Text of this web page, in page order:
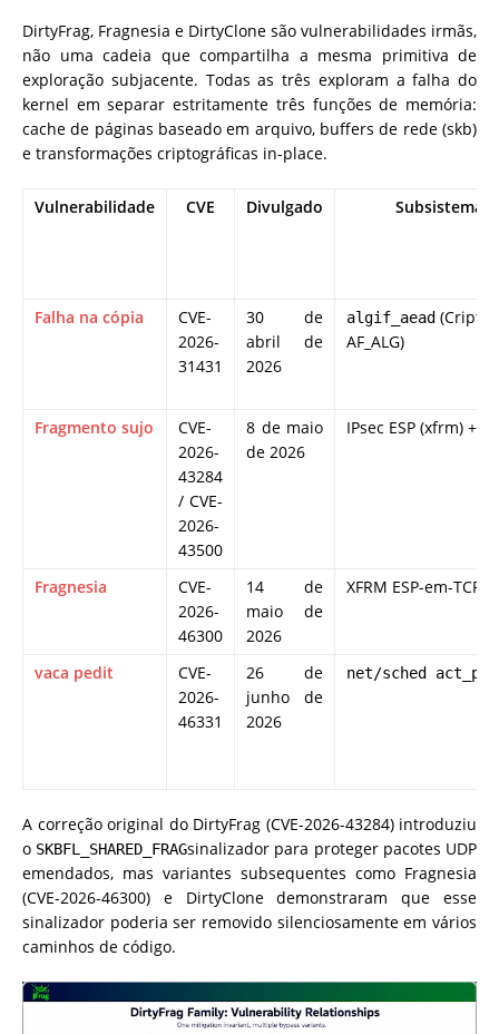
DirtyFrag, Fragnesia e DirtyClone são vulnerabilidades irmãs,
não uma cadeia que compartilha a mesma primitiva de
exploração subjacente. Todas as três exploram a falha do
kernel em separar estritamente três funções de memória:
cache de páginas baseado em arquivo, buffers de rede (skb)
e transformações criptográficas in-place.
Vulnerabilidade CVE Divulgado Subsistema
Falha na cópia
CVE-
2026-
31431
30 de
abril de
2026
algif_aead
AF_ALG)
Fragmento sujo
CVE-
2026-
43284
/ CVE-
2026-
43500
8 de maio
de 2026
IPsec ESP (xfrm) +
Fragnesia
CVE-
2026-
46300
14 de
maio de
2026
XFRM ESP-em-TCP
vaca pedit
CVE-
2026-
46331
26 de
junho de
2026
net/sched
A correção original do DirtyFrag (CVE-2026-43284) introduziu
o SKBFL_SHARED_FRAGsinalizador para proteger pacotes UDP
emendados, mas variantes subsequentes como Fragnesia
(CVE-2026-46300) e DirtyClone demonstraram que esse
sinalizador poderia ser removido silenciosamente em vários
caminhos de código.